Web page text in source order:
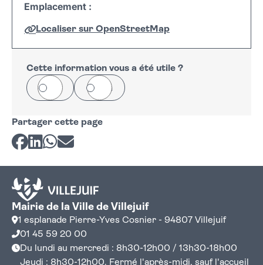
Emplacement :
Localiser sur OpenStreetMap
+
−
Leaflet
Cette information vous a été utile ?
Oui Non
Partager cette page
Partager sur Facebook
Partager sur LinkedIn
Partager sur Whatsapp
Partager par courriel
Mairie de la Ville de Villejuif
1 esplanade Pierre-Yves Cosnier - 94807 Villejuif
01 45 59 20 00
Du lundi au mercredi : 8h30-12h00 / 13h30-18h00
Jeudi : 8h30-12h00. Fermé l'après-midi, sauf l'accueil